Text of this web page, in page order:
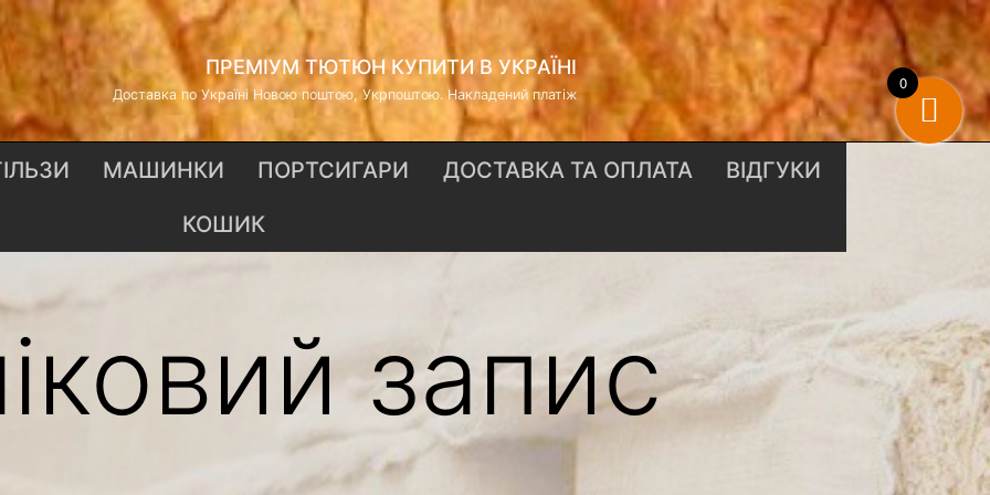
ПРЕМІУМ ТЮТЮН КУПИТИ В УКРАЇНІ
Доставка по Україні Новою поштою, Укрпоштою. Накладений платіж
МАШИНКИ ПОРТСИГАРИ ДОСТАВКА ТА ОПЛАТА ВІДГУКИ
КОШИК
запис
0